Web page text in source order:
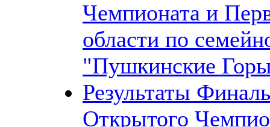
Чемпионата и
области по
"Пушкинские
Результаты
Открытого